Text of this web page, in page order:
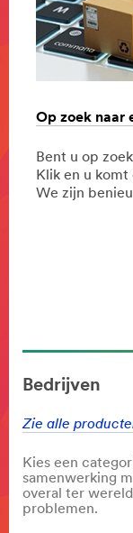
Op zoek naar
Bent u op
Klik en u
We zijn
Bedrijven
Zie alle
Kies een
samenwerking
overal ter
problemen.